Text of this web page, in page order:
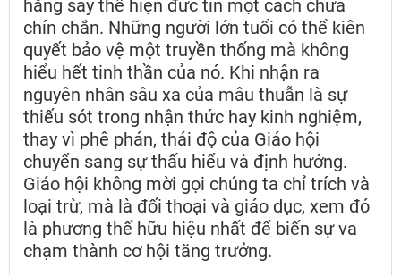
hăng say thể hiện đức tin một cách chưa
chín chắn. Những người lớn tuổi có thể kiên
quyết bảo vệ một truyền thống mà không
hiểu hết tinh thần của nó. Khi nhận ra
nguyên nhân sâu xa của mâu thuẫn là sự
thiếu sót trong nhận thức hay kinh nghiệm,
thay vì phê phán, thái độ của Giáo hội
chuyển sang sự thấu hiểu và định hướng.
Giáo hội không mời gọi chúng ta chỉ trích và
loại trừ, mà là đối thoại và giáo dục, xem đó
là phương thế hữu hiệu nhất để biến sự va
chạm thành cơ hội tăng trưởng.